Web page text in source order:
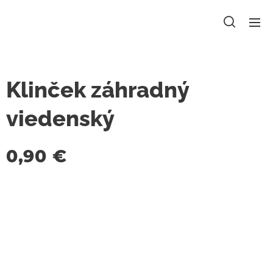
Klinček záhradný
viedenský
0,90 €